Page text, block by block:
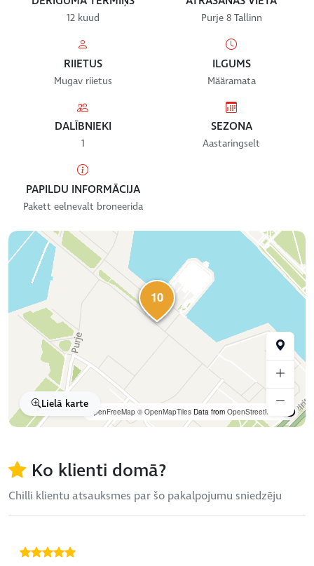
12 kuud Purje 8 Tallinn
RIIETUS
Mugav riietus
ILGUMS
Määramata
DALĪBNIEKI
1
SEZONA
Aastaringselt
PAPILDU INFORMĀCIJA
Pakett eelnevalt broneerida
10
OpenFreeMap © OpenMapTiles Data from OpenStreetMap
Lielā karte
Ko klienti domā?
Chilli klientu atsauksmes par šo pakalpojumu sniedzēju